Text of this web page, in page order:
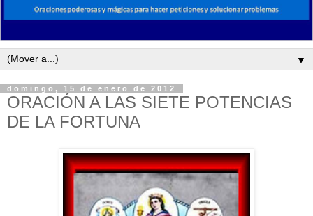
▼
domingo, 15 de enero de 2012
ORACIÓN A LAS SIETE POTENCIAS
DE LA FORTUNA